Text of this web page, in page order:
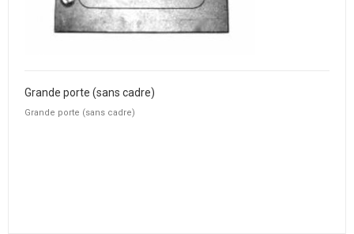
Grande porte (sans cadre)
Grande porte (sans cadre)